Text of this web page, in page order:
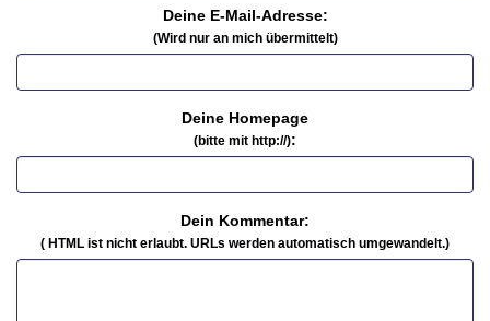
Deine E-Mail-Adresse:
(Wird nur an mich übermittelt)
Deine Homepage
(bitte mit http://):
Dein Kommentar:
( HTML ist nicht erlaubt. URLs werden automatisch umgewandelt.)